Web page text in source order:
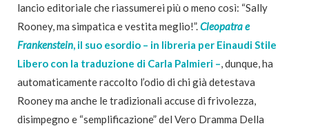
lancio editoriale che riassumerei più o meno così: “Sally
Rooney, ma simpatica e vestita meglio!”.Cleopatra e
Frankenstein, il suo esordio – in libreria per Einaudi Stile
Libero con la traduzione di Carla Palmieri –, dunque, ha
automaticamente raccolto l’odio di chi già detestava
Rooney ma anche le tradizionali accuse di frivolezza,
disimpegno e “semplificazione” del Vero Dramma Della